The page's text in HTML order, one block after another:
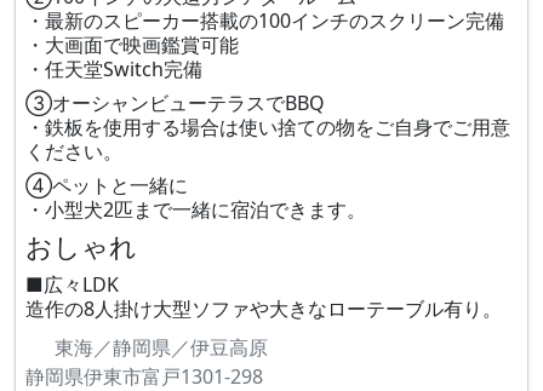
・最新のスピーカー搭載の100インチのスクリーン完備
・大画面で映画鑑賞可能
・任天堂Switch完備
③オーシャンビューテラスでBBQ
・鉄板を使用する場合は使い捨ての物をご自身でご用意
ください。
④ペットと一緒に
・小型犬2匹まで一緒に宿泊できます。
おしゃれ
■広々LDK
造作の8人掛け大型ソファや大きなローテーブル有り。
東海／静岡県／伊豆高原
静岡県伊東市富戸1301-298